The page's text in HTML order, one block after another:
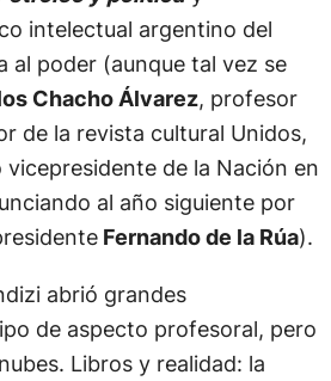
intelectual argentino del
al poder (aunque tal vez se
Chacho Álvarez, profesor
de la revista cultural Unidos,
vicepresidente de la Nación en
al año siguiente por
Fernando de la Rúa).
abrió grandes
de aspecto profesoral, pero
Libros y realidad: la